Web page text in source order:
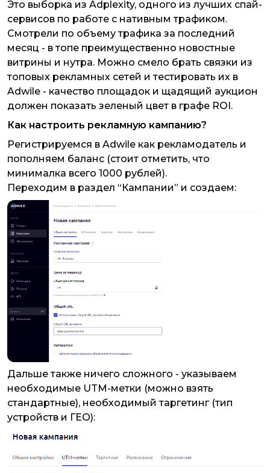
Это выборка из Adplexity, одного из лучших спай-
сервисов по работе с нативным трафиком.
Смотрели по объему трафика за последний
месяц - в топе преимущественно новостные
витрины и нутра. Можно смело брать связки из
топовых рекламных сетей и тестировать их в
Adwile - качество площадок и щадящий аукцион
должен показать зеленый цвет в графе ROI.
Как настроить рекламную кампанию?
Регистрируемся в Adwile как рекламодатель и
пополняем баланс (стоит отметить, что
минималка всего 1000 рублей).
Переходим в раздел “Кампании” и создаем:
Дальше также ничего сложного - указываем
необходимые UTM-метки (можно взять
стандартные), необходимый таргетинг (тип
устройств и ГЕО):